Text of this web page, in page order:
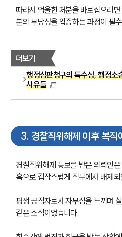
따라서 억울한 처분을 바로잡으려
분의 부당성을 입증하는 과정이 필
더보기
행정심판청구의 특수성, 행정소
사유들
3. 경찰직위해제 이후 복직
경찰직위해제 통보를 받은 의뢰인
혹으로 갑작스럽게 직무에서 배제되
평생 공직자로서 자부심을 느끼며
같은 소식이었습니다.